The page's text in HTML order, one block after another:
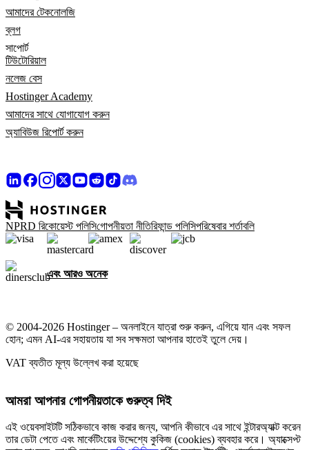
আমাদের টেকনোলজি
ব্লগ
সাপোর্ট
টিউটোরিয়াল
নলেজ বেস
Hostinger Academy
আমাদের সাথে যোগাযোগ করুন
অ্যাবিউজ রিপোর্ট করুন
NPRD রিকোয়েস্ট পলিসিগোপনীয়তা নীতিরিফান্ড পলিসিপরিষেবার শর্তাবলি
এবং আরও অনেক
© 2004-2026 Hostinger – অনলাইনে যাত্রা শুরু করুন, এগিয়ে যান এবং সফল
হোন; এমন AI-এর সহায়তায় যা সব সক্ষমতা আপনার হাতেই তুলে দেয়।
VAT ব্যতীত মূল্য উল্লেখ করা হয়েছে
আমরা আপনার গোপনীয়তাকে গুরুত্ব দিই
এই ওয়েবসাইটটি সঠিকভাবে কাজ করার জন্য, আপনি কীভাবে এর সাথে ইন্টারঅ্যাক্ট করেন
তার ডেটা পেতে এবং মার্কেটিংয়ের উদ্দেশ্যে কুকিজ (cookies) ব্যবহার করে। অ্যাক্সেপ্ট